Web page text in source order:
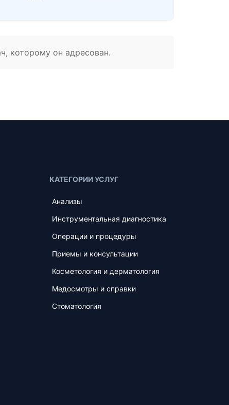
которому он адресован.
КАТЕГОРИИ УСЛУГ
Анализы
Инструментальная диагностика
Операции и процедуры
Приемы и консультации
Косметология и дерматология
Медосмотры и справки
Стоматология